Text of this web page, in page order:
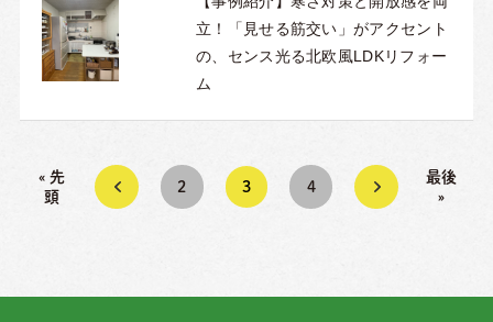
立！「見せる筋交い」がアクセント
の、センス光る北欧風LDKリフォー
ム
« 先
頭
« 2 3 4 »
最後
»